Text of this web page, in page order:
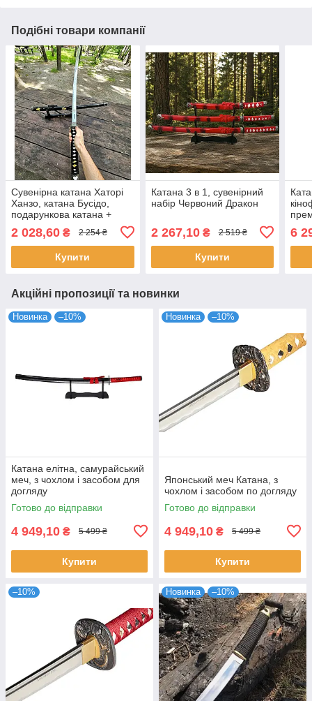
Подібні товари компанії
Сувенірна катана Хаторі
Ханзо, катана Бусідо,
подарункова катана +
2 028,60 ₴ 2 254 ₴
Купити
Катана 3 в 1, сувенірний
набір Червоний Дракон
2 267,10₴ 2 519 ₴
Купити
6
Акційні пропозиції та новинки
Новинка –10%
Катана елітна, самурайський
меч, з чохлом і засобом для
догляду
Готово до відправки
4 949,10 ₴ 5 499 ₴
Купити
Новинка –10%
Японський меч Катана, з
чохлом і засобом по догляду
Готово до відправки
4 949,10 ₴ 5 499 ₴
Купити
–10% Новинка –10%